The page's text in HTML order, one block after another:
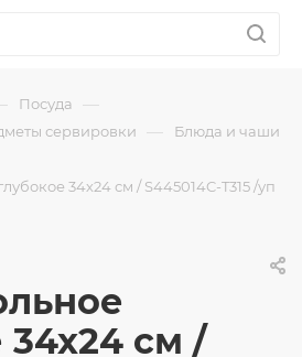
Посуда —
сервировки — Блюда и чаши
34х24 см / S445014C-T315 /уп
34х24 см /